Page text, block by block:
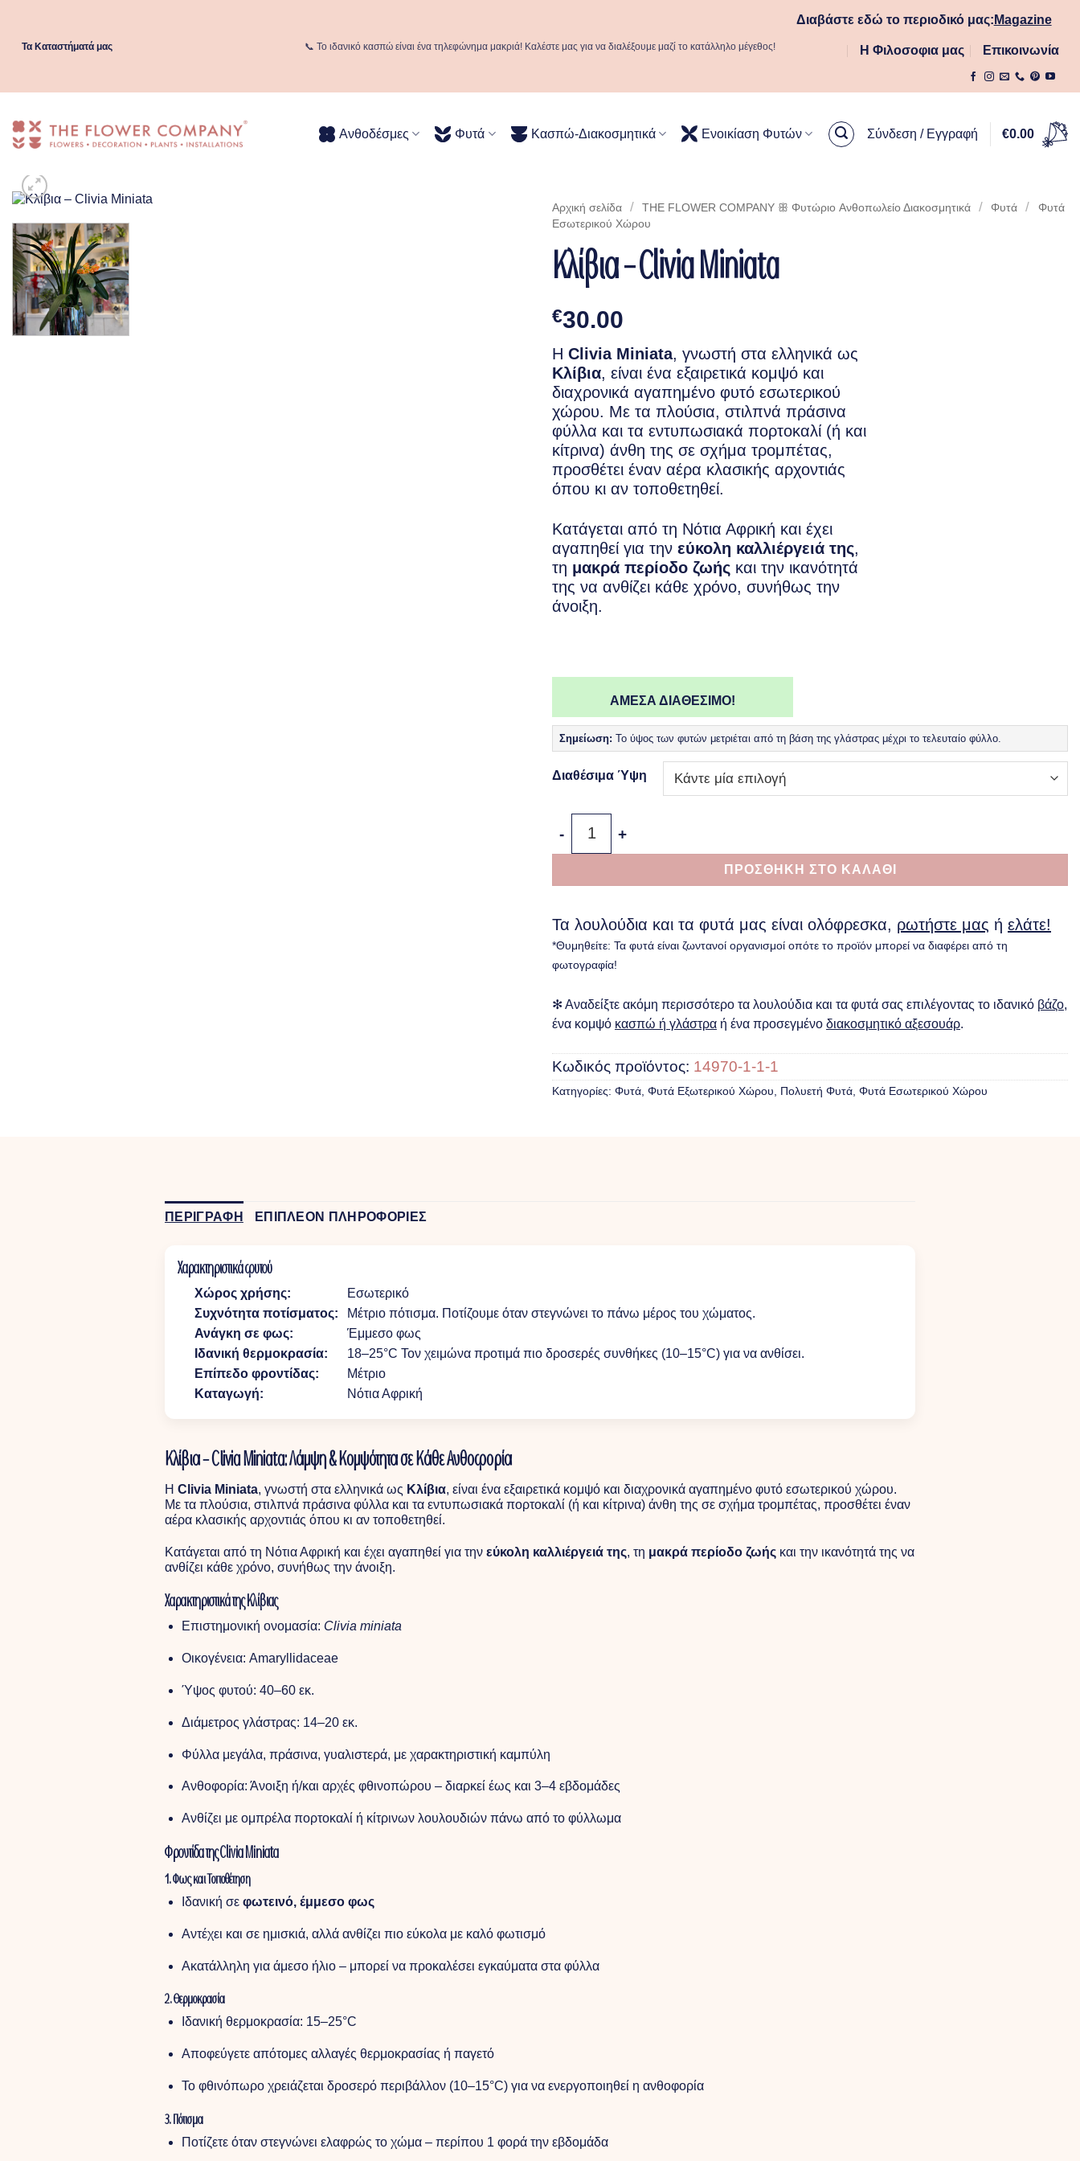
Τα Kαταστήματά μας 📞 Το ιδανικό κασπώ είναι ένα τηλεφώνημα μακριά! Καλέστε μας για να διαλέξουμε μαζί το κατάλληλο μέγεθος!
Διαβάστε εδώ το περιοδικό μας: Magazine
Η Φιλοσοφια μας Επικοινωνία
Ανθοδέσμες Φυτά Κασπώ-Διακοσμητικά Ενοικίαση Φυτών Σύνδεση / Εγγραφή €0.00
Αρχική σελίδα / THE FLOWER COMPANY ꕥ Φυτώριο Aνθοπωλείο Διακοσμητικά / Φυτά /
Φυτά
Eσωτερικού Xώρου
Κλίβια – Clivia Miniata
€30.00
Η Clivia Miniata, γνωστή στα ελληνικά ως
Κλίβια, είναι ένα εξαιρετικά κομψό και
διαχρονικά αγαπημένο φυτό εσωτερικού
χώρου. Με τα πλούσια, στιλπνά πράσινα
φύλλα και τα εντυπωσιακά πορτοκαλί (ή και
κίτρινα) άνθη της σε σχήμα τρομπέτας,
προσθέτει έναν αέρα κλασικής αρχοντιάς
όπου κι αν τοποθετηθεί.
Κατάγεται από τη Νότια Αφρική και έχει
αγαπηθεί για την εύκολη καλλιέργειά της,
τη μακρά περίοδο ζωής και την ικανότητά
της να ανθίζει κάθε χρόνο, συνήθως την
άνοιξη.
ΑΜΕΣΑ ΔΙΑΘΕΣΙΜΟ!
Σημείωση: Το ύψος των φυτών μετριέται από τη βάση της γλάστρας μέχρι το τελευταίο φύλλο.
Διαθέσιμα Ύψη
ΠΡΟΣΘΗΚΗ ΣΤΟ ΚΑΛΑΘΙ
Τα λουλούδια και τα φυτά μας είναι ολόφρεσκα, ρωτήστε μας ή ελάτε!
*Θυμηθείτε: Τα φυτά είναι ζωντανοί οργανισμοί οπότε το προϊόν μπορεί να διαφέρει από τη
φωτογραφία!
✻ Αναδείξτε ακόμη περισσότερο τα λουλούδια και τα φυτά σας επιλέγοντας το ιδανικό βάζο,
ένα κομψό κασπώ ή γλάστρα ή ένα προσεγμένο διακοσμητικό αξεσουάρ.
Κωδικός προϊόντος: 14970-1-1-1
Κατηγορίες: Φυτά Φυτά Eξωτερικού Xώρου Πολυετή Φυτά Φυτά Eσωτερικού Xώρου
ΠΕΡΙΓΡΑΦΗ ΕΠΙΠΛΕΟΝ ΠΛΗΡΟΦΟΡΙΕΣ
Χαρακτηριστικά φυτού
Χώρος χρήσης:
Εσωτερικό
Συχνότητα ποτίσματος:
Μέτριο πότισμα. Ποτίζουμε όταν στεγνώνει το πάνω μέρος του χώματος.
Ανάγκη σε φως:
Έμμεσο φως
Ιδανική θερμοκρασία:
18–25°C Τον χειμώνα προτιμά πιο δροσερές συνθήκες (10–15°C) για να ανθίσει.
Επίπεδο φροντίδας:
Μέτριο
Καταγωγή:
Νότια Αφρική
Κλίβια – Clivia Miniata: Λάμψη & Κομψότητα σε Κάθε Ανθοφορία
Η Clivia Miniata, γνωστή στα ελληνικά ως Κλίβια, είναι ένα εξαιρετικά κομψό και διαχρονικά αγαπημένο φυτό εσωτερικού χώρου.
Με τα πλούσια, στιλπνά πράσινα φύλλα και τα εντυπωσιακά πορτοκαλί (ή και κίτρινα) άνθη της σε σχήμα τρομπέτας, προσθέτει έναν
αέρα κλασικής αρχοντιάς όπου κι αν τοποθετηθεί.
Κατάγεται από τη Νότια Αφρική και έχει αγαπηθεί για την εύκολη καλλιέργειά της, τη μακρά περίοδο ζωής και την ικανότητά της να
ανθίζει κάθε χρόνο, συνήθως την άνοιξη.
Χαρακτηριστικά της Κλίβιας
Επιστημονική ονομασία: Clivia miniata
Οικογένεια: Amaryllidaceae
Ύψος φυτού: 40–60 εκ.
Διάμετρος γλάστρας: 14–20 εκ.
Φύλλα μεγάλα, πράσινα, γυαλιστερά, με χαρακτηριστική καμπύλη
Ανθοφορία: Άνοιξη ή/και αρχές φθινοπώρου – διαρκεί έως και 3–4 εβδομάδες
Ανθίζει με ομπρέλα πορτοκαλί ή κίτρινων λουλουδιών πάνω από το φύλλωμα
Φροντίδα της Clivia Miniata
1. Φως και Τοποθέτηση
Ιδανική σε φωτεινό, έμμεσο φως
Αντέχει και σε ημισκιά, αλλά ανθίζει πιο εύκολα με καλό φωτισμό
Ακατάλληλη για άμεσο ήλιο – μπορεί να προκαλέσει εγκαύματα στα φύλλα
2. Θερμοκρασία
Ιδανική θερμοκρασία: 15–25°C
Αποφεύγετε απότομες αλλαγές θερμοκρασίας ή παγετό
Το φθινόπωρο χρειάζεται δροσερό περιβάλλον (10–15°C) για να ενεργοποιηθεί η ανθοφορία
3. Πότισμα
Ποτίζετε όταν στεγνώνει ελαφρώς το χώμα – περίπου 1 φορά την εβδομάδα